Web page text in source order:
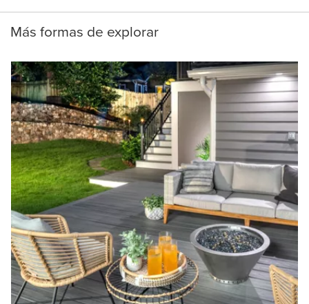
Más formas de explorar